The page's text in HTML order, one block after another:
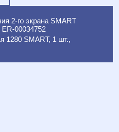
2-го экрана SMART
00034752
1280 SMART, 1 шт.,